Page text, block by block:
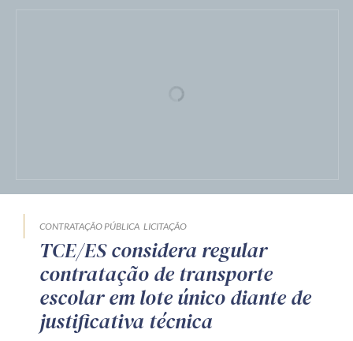
CONTRATAÇÃO PÚBLICA LICITAÇÃO
TCE/ES considera regular
contratação de transporte
escolar em lote único diante de
justificativa técnica